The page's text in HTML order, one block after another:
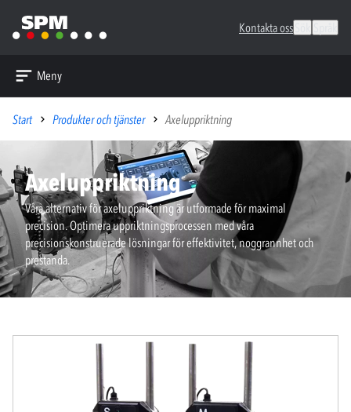
Kontakta oss
Meny
Start Produkter och tjänster Axeluppriktning
Axeluppriktning
Våra alternativ för axeluppriktning är utformade för maximal
precision. Optimera uppriktningsprocessen med våra
precisionskonstruerade lösningar för effektivitet, noggrannhet och
prestanda.